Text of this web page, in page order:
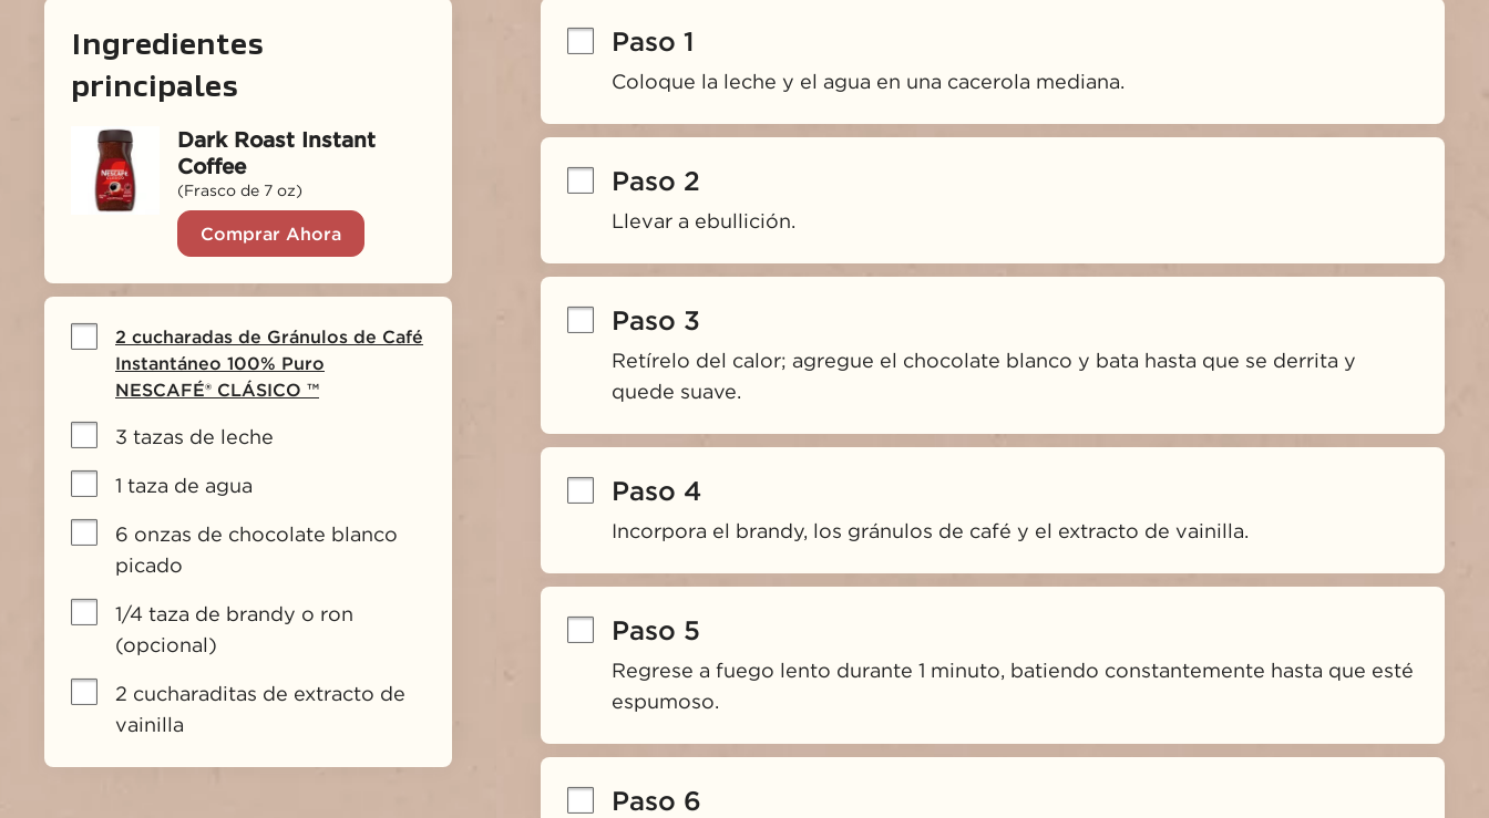
Ingredientes
principales
Dark Roast Instant
Coffee
(Frasco de 7 oz)
Comprar Ahora
2 cucharadas de Gránulos de Café
Instantáneo 100% Puro
NESCAFÉ® CLÁSICO ™
3 tazas de leche
1 taza de agua
6 onzas de chocolate blanco
picado
1/4 taza de brandy o ron
(opcional)
2 cucharaditas de extracto de
vainilla
Paso 1
Coloque la leche y el agua en una cacerola mediana.
Paso 2
Llevar a ebullición.
Paso 3
Retírelo del calor; agregue el chocolate blanco y bata hasta que se derrita y
quede suave.
Paso 4
Incorpora el brandy, los gránulos de café y el extracto de vainilla.
Paso 5
Regrese a fuego lento durante 1 minuto, batiendo constantemente hasta que esté
espumoso.
Paso 6